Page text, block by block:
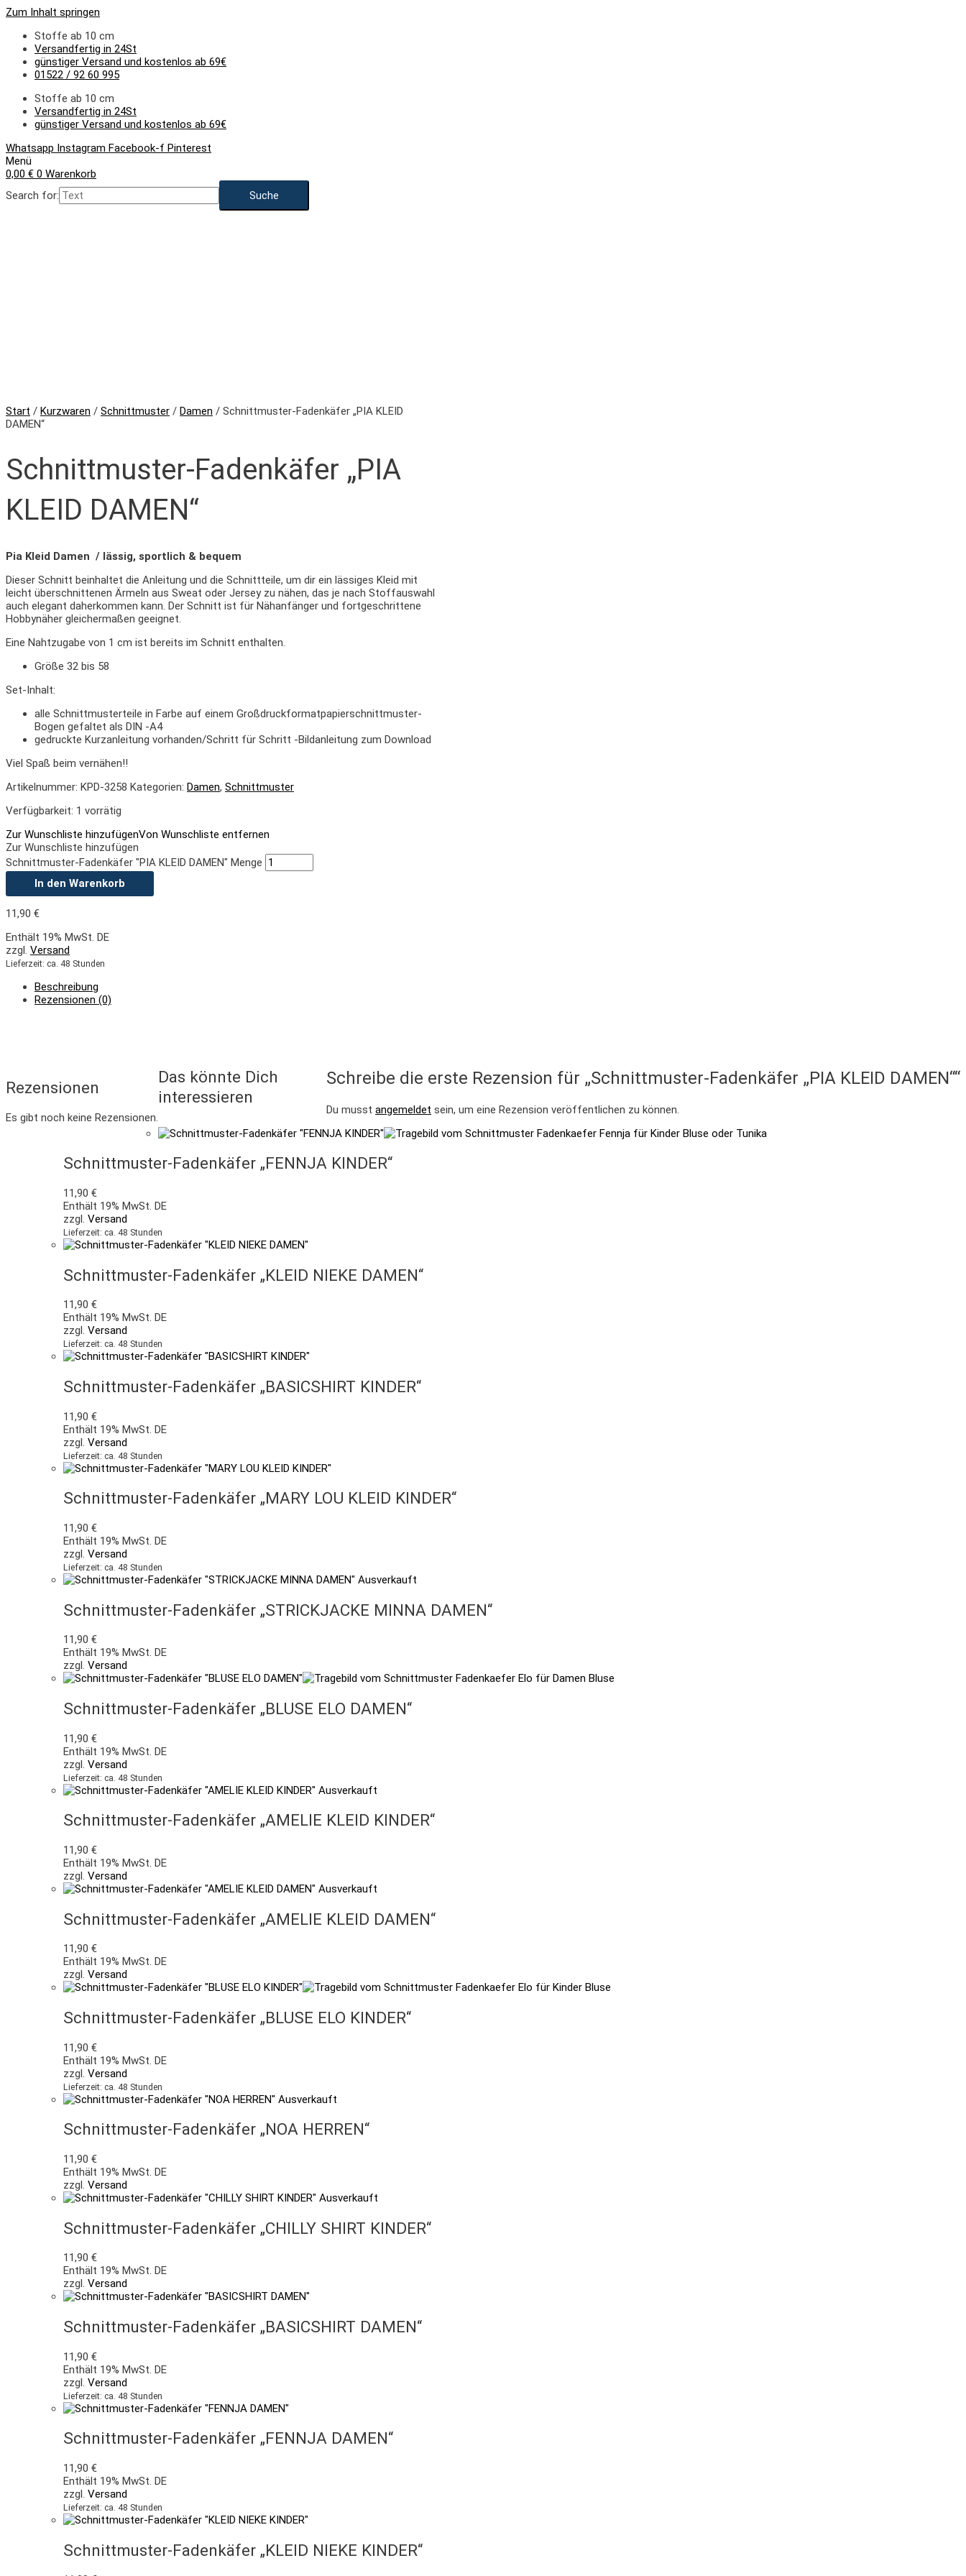
Zum Inhalt springen
Stoffe ab 10 cm
Versandfertig in 24St
günstiger Versand und kostenlos ab 69€
01522 / 92 60 995
Stoffe ab 10 cm
Versandfertig in 24St
günstiger Versand und kostenlos ab 69€
Whatsapp Instagram Facebook-f Pinterest
Menü
0,00 € 0 Warenkorb
Search for:
Start / Kurzwaren / Schnittmuster / Damen / Schnittmuster-Fadenkäfer „PIA KLEID
DAMEN“
Schnittmuster-Fadenkäfer „PIA
KLEID DAMEN“
Pia Kleid Damen / lässig, sportlich & bequem
Dieser Schnitt beinhaltet die Anleitung und die Schnittteile, um dir ein lässiges Kleid mit
leicht überschnittenen Ärmeln aus Sweat oder Jersey zu nähen, das je nach Stoffauswahl
auch elegant daherkommen kann. Der Schnitt ist für Nähanfänger und fortgeschrittene
Hobbynäher gleichermaßen geeignet.
Eine Nahtzugabe von 1 cm ist bereits im Schnitt enthalten.
Größe 32 bis 58
Set-Inhalt:
alle Schnittmusterteile in Farbe auf einem Großdruckformatpapierschnittmuster-
Bogen gefaltet als DIN -A4
gedruckte Kurzanleitung vorhanden/Schritt für Schritt -Bildanleitung zum Download
Viel Spaß beim vernähen!!
Artikelnummer: KPD-3258 Kategorien: Damen, Schnittmuster
Verfügbarkeit: 1 vorrätig
Zur Wunschliste hinzufügenVon Wunschliste entfernen
Zur Wunschliste hinzufügen
Schnittmuster-Fadenkäfer "PIA KLEID DAMEN" Menge
In den Warenkorb
11,90 €
Enthält 19% MwSt. DE
zzgl. Versand
Lieferzeit: ca. 48 Stunden
Beschreibung
Rezensionen (0)
Rezensionen
Es gibt noch keine Rezensionen.
Schreibe die erste Rezension für „Schnittmuster-Fadenkäfer „PIA KLEID DAMEN““
Du musst angemeldet sein, um eine Rezension veröffentlichen zu können.
Das könnte Dich
interessieren
Schnittmuster-Fadenkäfer „FENNJA KINDER“
11,90 €
Enthält 19% MwSt. DE
zzgl. Versand
Lieferzeit: ca. 48 Stunden
Schnittmuster-Fadenkäfer „KLEID NIEKE DAMEN“
11,90 €
Enthält 19% MwSt. DE
zzgl. Versand
Lieferzeit: ca. 48 Stunden
Schnittmuster-Fadenkäfer „BASICSHIRT KINDER“
11,90 €
Enthält 19% MwSt. DE
zzgl. Versand
Lieferzeit: ca. 48 Stunden
Schnittmuster-Fadenkäfer „MARY LOU KLEID KINDER“
11,90 €
Enthält 19% MwSt. DE
zzgl. Versand
Lieferzeit: ca. 48 Stunden
Ausverkauft
Schnittmuster-Fadenkäfer „STRICKJACKE MINNA DAMEN“
11,90 €
Enthält 19% MwSt. DE
zzgl. Versand
Schnittmuster-Fadenkäfer „BLUSE ELO DAMEN“
11,90 €
Enthält 19% MwSt. DE
zzgl. Versand
Lieferzeit: ca. 48 Stunden
Ausverkauft
Schnittmuster-Fadenkäfer „AMELIE KLEID KINDER“
11,90 €
Enthält 19% MwSt. DE
zzgl. Versand
Ausverkauft
Schnittmuster-Fadenkäfer „AMELIE KLEID DAMEN“
11,90 €
Enthält 19% MwSt. DE
zzgl. Versand
Schnittmuster-Fadenkäfer „BLUSE ELO KINDER“
11,90 €
Enthält 19% MwSt. DE
zzgl. Versand
Lieferzeit: ca. 48 Stunden
Ausverkauft
Schnittmuster-Fadenkäfer „NOA HERREN“
11,90 €
Enthält 19% MwSt. DE
zzgl. Versand
Ausverkauft
Schnittmuster-Fadenkäfer „CHILLY SHIRT KINDER“
11,90 €
Enthält 19% MwSt. DE
zzgl. Versand
Schnittmuster-Fadenkäfer „BASICSHIRT DAMEN“
11,90 €
Enthält 19% MwSt. DE
zzgl. Versand
Lieferzeit: ca. 48 Stunden
Schnittmuster-Fadenkäfer „FENNJA DAMEN“
11,90 €
Enthält 19% MwSt. DE
zzgl. Versand
Lieferzeit: ca. 48 Stunden
Schnittmuster-Fadenkäfer „KLEID NIEKE KINDER“